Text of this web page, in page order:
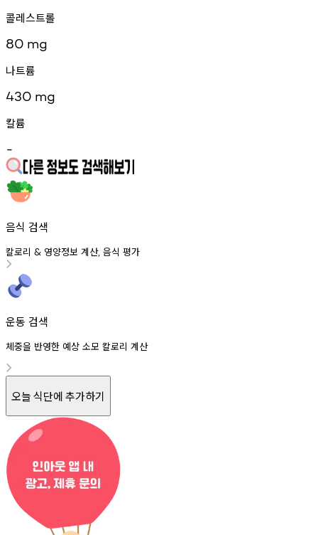
콜레스트롤
80 mg
나트륨
430 mg
칼륨
-
음식 검색
칼로리 & 영양정보 계산, 음식 평가
운동 검색
체중을 반영한 예상 소모 칼로리 계산
오늘 식단에 추가하기